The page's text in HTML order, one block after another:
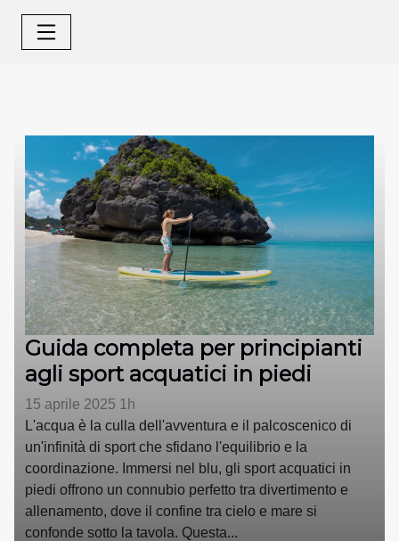
Guida completa per principianti
agli sport acquatici in piedi
15 aprile 2025 1h
L'acqua è la culla dell'avventura e il palcoscenico di
un'infinità di sport che sfidano l'equilibrio e la
coordinazione. Immersi nel blu, gli sport acquatici in
piedi offrono un connubio perfetto tra divertimento e
allenamento, dove il confine tra cielo e mare si
confonde sotto la tavola. Questa...